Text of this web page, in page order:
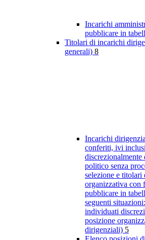
Incarichi
pubblicare in
Titolari di incarichi
generali) 8
Incarichi
conferiti, ivi
politico senza
selezione e titolari
organizzativa con
pubblicare in
seguenti
individuati
posizione
dirigenziali) 5